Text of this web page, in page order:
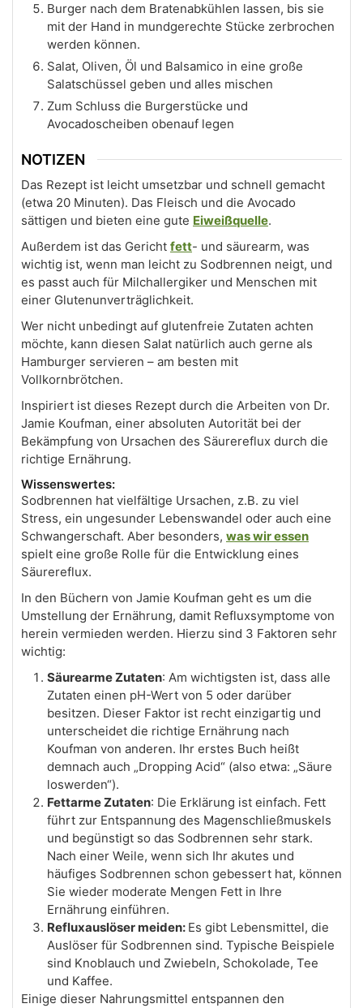
Burger nach dem Bratenabkühlen lassen, bis sie
mit der Hand in mundgerechte Stücke zerbrochen
werden können.
Salat, Oliven, Öl und Balsamico in eine große
Salatschüssel geben und alles mischen
Zum Schluss die Burgerstücke und
Avocadoscheiben obenauf legen
NOTIZEN
Das Rezept ist leicht umsetzbar und schnell gemacht
(etwa 20 Minuten). Das Fleisch und die Avocado
sättigen und bieten eine gute Eiweißquelle.
Außerdem ist das Gericht fett- und säurearm, was
wichtig ist, wenn man leicht zu Sodbrennen neigt, und
es passt auch für Milchallergiker und Menschen mit
einer Glutenunverträglichkeit.
Wer nicht unbedingt auf glutenfreie Zutaten achten
möchte, kann diesen Salat natürlich auch gerne als
Hamburger servieren – am besten mit
Vollkornbrötchen.
Inspiriert ist dieses Rezept durch die Arbeiten von Dr.
Jamie Koufman, einer absoluten Autorität bei der
Bekämpfung von Ursachen des Säurereflux durch die
richtige Ernährung.
Wissenswertes:
Sodbrennen hat vielfältige Ursachen, z.B. zu viel
Stress, ein ungesunder Lebenswandel oder auch eine
Schwangerschaft. Aber besonders, was wir essen
spielt eine große Rolle für die Entwicklung eines
Säurereflux.
In den Büchern von Jamie Koufman geht es um die
Umstellung der Ernährung, damit Refluxsymptome von
herein vermieden werden. Hierzu sind 3 Faktoren sehr
wichtig:
Säurearme Zutaten: Am wichtigsten ist, dass alle
Zutaten einen pH-Wert von 5 oder darüber
besitzen. Dieser Faktor ist recht einzigartig und
unterscheidet die richtige Ernährung nach
Koufman von anderen. Ihr erstes Buch heißt
demnach auch „Dropping Acid“ (also etwa: „Säure
loswerden“).
Fettarme Zutaten: Die Erklärung ist einfach. Fett
führt zur Entspannung des Magenschließmuskels
und begünstigt so das Sodbrennen sehr stark.
Nach einer Weile, wenn sich Ihr akutes und
häufiges Sodbrennen schon gebessert hat, können
Sie wieder moderate Mengen Fett in Ihre
Ernährung einführen.
Refluxauslöser meiden: Es gibt Lebensmittel, die
Auslöser für Sodbrennen sind. Typische Beispiele
sind Knoblauch und Zwiebeln, Schokolade, Tee
und Kaffee.
Einige dieser Nahrungsmittel entspannen den